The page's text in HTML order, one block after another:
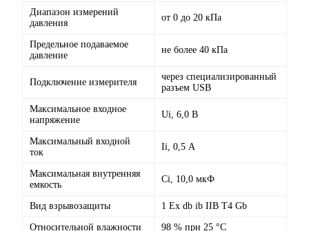
Диапазон измерений
давления
от 0 до 20 кПа
Предельное подаваемое
давление
не более 40 кПа
Подключение измерителя
через специализированный
разъем USB
Максимальное входное
напряжение
Ui, 6,0 В
Максимальный входной
ток
Ii, 0,5 А
Максимальная внутренняя
емкость
Сi, 10,0 мкФ
Вид взрывозащиты 1 Ex db ib IIВ Т4 Gb
Относительной влажности 98 % при 25 °С